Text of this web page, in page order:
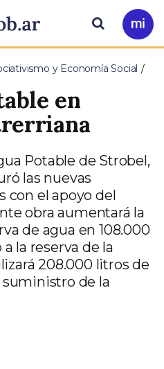
Ir
a
Buscar
y Economía Social
en
Potable de Strobel,
las nuevas
con el apoyo del
obra aumentará la
de agua en 108.000
la reserva de la
208.000 litros de
suministro de la